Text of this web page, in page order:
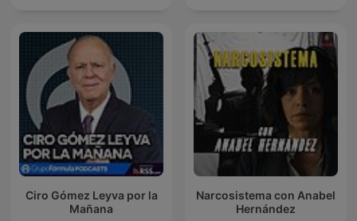
Ciro Gómez Leyva por la
Mañana
Narcosistema con Anabel
Hernández